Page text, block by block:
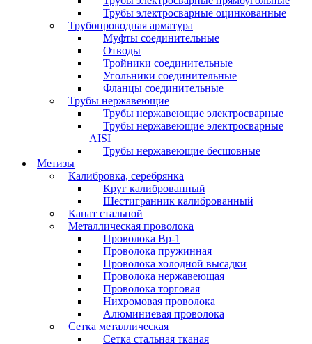
Трубы электросварные оцинкованные
Трубопроводная арматура
Муфты соединительные
Отводы
Тройники соединительные
Угольники соединительные
Фланцы соединительные
Трубы нержавеющие
Трубы нержавеющие электросварные
Трубы нержавеющие электросварные
AISI
Трубы нержавеющие бесшовные
Метизы
Калибровка, серебрянка
Круг калиброванный
Шестигранник калиброванный
Канат стальной
Металлическая проволока
Проволока Вр-1
Проволока пружинная
Проволока холодной высадки
Проволока нержавеющая
Проволока торговая
Нихромовая проволока
Алюминиевая проволока
Сетка металлическая
Сетка стальная тканая